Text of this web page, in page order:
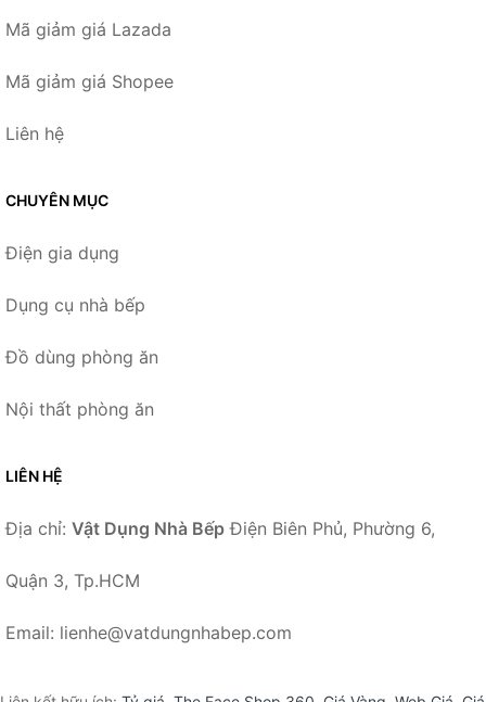
Mã giảm giá Lazada
Mã giảm giá Shopee
Liên hệ
CHUYÊN MỤC
Điện gia dụng
Dụng cụ nhà bếp
Đồ dùng phòng ăn
Nội thất phòng ăn
LIÊN HỆ
Địa chỉ: Vật Dụng Nhà Bếp Điện Biên Phủ, Phường 6,
Quận 3, Tp.HCM
Email: lienhe@vatdungnhabep.com